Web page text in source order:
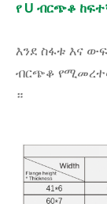
የ U ብርጭቆ
እንደ ስፋቱ እና
ብርጭቆ
።